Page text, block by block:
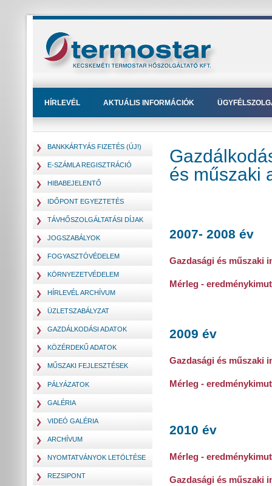
HÍRLEVÉL AKTUÁLIS INFORMÁCIÓK
BANKKÁRTYÁS FIZETÉS (ÚJ!)
E-SZÁMLA REGISZTRÁCIÓ
HIBABEJELENTŐ
IDŐPONT EGYEZTETÉS
TÁVHŐSZOLGÁLTATÁSI DÍJAK
JOGSZABÁLYOK
FOGYASZTÓVÉDELEM
KÖRNYEZETVÉDELEM
HÍRLEVÉL ARCHÍVUM
ÜZLETSZABÁLYZAT
GAZDÁLKODÁSI ADATOK
KÖZÉRDEKŰ ADATOK
MŰSZAKI FEJLESZTÉSEK
PÁLYÁZATOK
GALÉRIA
VIDEÓ GALÉRIA
ARCHÍVUM
NYOMTATVÁNYOK LETÖLTÉSE
REZSIPONT
és műszaki
2007- 2008 év
Gazdasági és műszaki
Mérleg -
2009 év
Gazdasági és műszaki
Mérleg -
2010 év
Mérleg -
Gazdasági és műszaki